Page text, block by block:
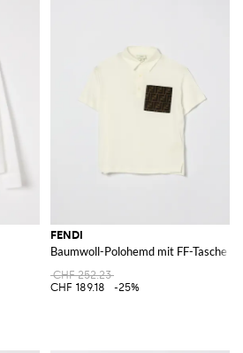
FENDI
Baumwoll-Polohemd mit FF-Tasche
CHF 252.23
CHF 189.18
-25%